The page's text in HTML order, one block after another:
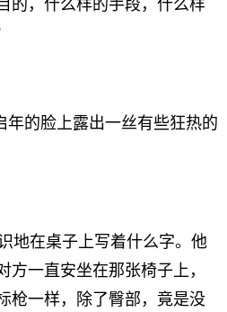
的，什么样的手段，什么样
的脸上露出一丝有些狂热的
地在桌子上写着什么字。他
方一直安坐在那张椅子上，
枪一样，除了臀部，竟是没